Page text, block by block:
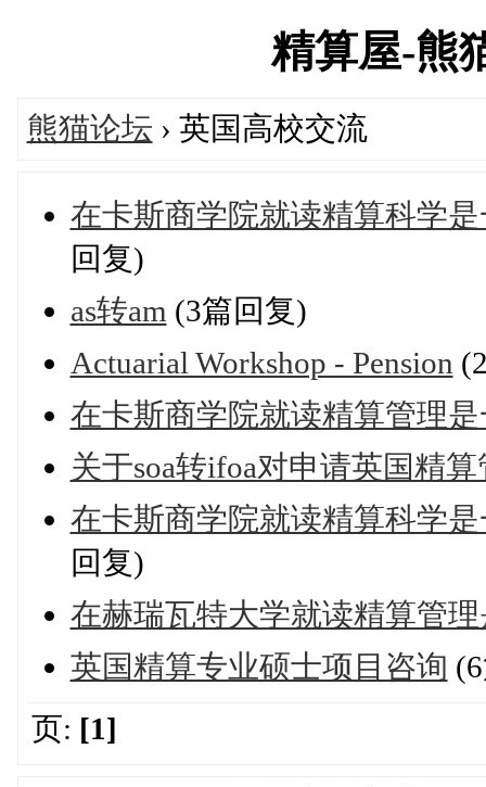
精算屋-熊
熊猫论坛 › 英国高校交流
在卡斯商学院就读精算科学
回复)
as转am (3篇回复)
Actuarial Workshop - Pension
在卡斯商学院就读精算管理
关于soa转ifoa对申请英国精
在卡斯商学院就读精算科学
回复)
在赫瑞瓦特大学就读精算管
英国精算专业硕士项目咨询
页: [1]